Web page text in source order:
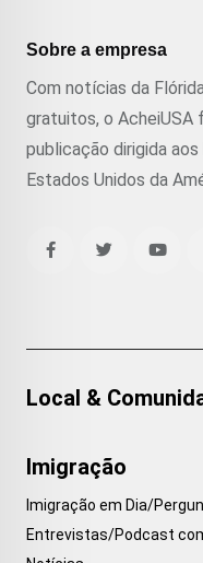
Sobre a empresa
Com notícias da
gratuitos, o AcheiUSA
publicação dirigida
Estados Unidos da
Local &
Imigração
Imigração em Dia/
Entrevistas/Podcast